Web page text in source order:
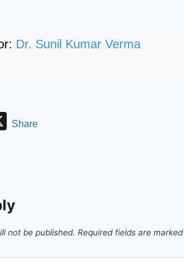
Dr. Sunil Kumar Verma
XShare
not be published. Required fields are